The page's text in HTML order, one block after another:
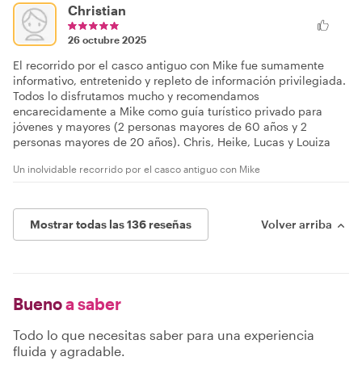
Christian
26 octubre 2025
El recorrido por el casco antiguo con Mike fue sumamente
informativo, entretenido y repleto de información privilegiada.
Todos lo disfrutamos mucho y recomendamos
encarecidamente a Mike como guía turístico privado para
jóvenes y mayores (2 personas mayores de 60 años y 2
personas mayores de 20 años). Chris, Heike, Lucas y Louiza
Un inolvidable recorrido por el casco antiguo con Mike
Mostrar todas las 136 reseñas Volver arriba
Buenoa saber
Todo lo que necesitas saber para una experiencia
fluida y agradable.